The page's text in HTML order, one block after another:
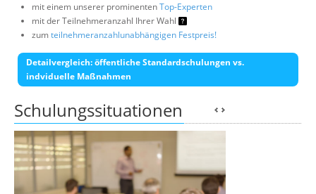
mit einem unserer prominentenTop-Experten
mit der Teilnehmeranzahl Ihrer Wahl
zumteilnehmeranzahlunabhängigen Festpreis!
Detailvergleich: öffentliche Standardschulungen vs.
indviduelle Maßnahmen
Schulungssituationen